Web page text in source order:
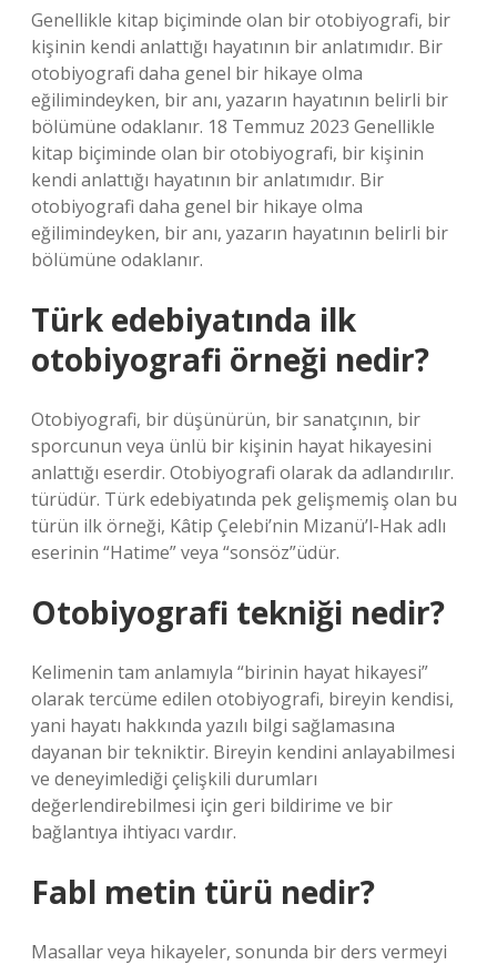
Genellikle kitap biçiminde olan bir otobiyografi, bir
kişinin kendi anlattığı hayatının bir anlatımıdır. Bir
otobiyografi daha genel bir hikaye olma
eğilimindeyken, bir anı, yazarın hayatının belirli bir
bölümüne odaklanır. 18 Temmuz 2023 Genellikle
kitap biçiminde olan bir otobiyografi, bir kişinin
kendi anlattığı hayatının bir anlatımıdır. Bir
otobiyografi daha genel bir hikaye olma
eğilimindeyken, bir anı, yazarın hayatının belirli bir
bölümüne odaklanır.
Türk edebiyatında ilk
otobiyografi örneği nedir?
Otobiyografi, bir düşünürün, bir sanatçının, bir
sporcunun veya ünlü bir kişinin hayat hikayesini
anlattığı eserdir. Otobiyografi olarak da adlandırılır.
türüdür. Türk edebiyatında pek gelişmemiş olan bu
türün ilk örneği, Kâtip Çelebi’nin Mizanü’l-Hak adlı
eserinin “Hatime” veya “sonsöz”üdür.
Otobiyografi tekniği nedir?
Kelimenin tam anlamıyla “birinin hayat hikayesi”
olarak tercüme edilen otobiyografi, bireyin kendisi,
yani hayatı hakkında yazılı bilgi sağlamasına
dayanan bir tekniktir. Bireyin kendini anlayabilmesi
ve deneyimlediği çelişkili durumları
değerlendirebilmesi için geri bildirime ve bir
bağlantıya ihtiyacı vardır.
Fabl metin türü nedir?
Masallar veya hikayeler, sonunda bir ders vermeyi